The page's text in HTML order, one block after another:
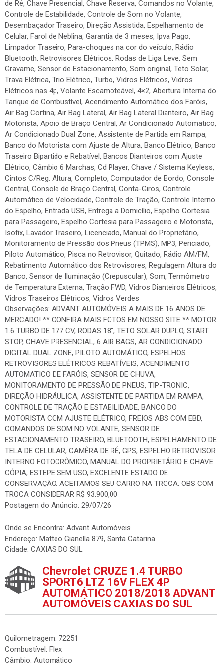
de Ré, Chave Presencial, Chave Reserva, Comandos no Volante,
Controle de Estabilidade, Controle de Som no Volante,
Desembaçador Traseiro, Direção Assistida, Espelhamento de
Celular, Farol de Neblina, Garantia de 3 meses, Ipva Pago,
Limpador Traseiro, Para-choques na cor do veículo, Rádio
Bluetooth, Retrovisores Elétricos, Rodas de Liga Leve, Sem
Gravame, Sensor de Estacionamento, Som original, Teto Solar,
Trava Elétrica, Trio Elétrico, Turbo, Vidros Elétricos, Vidros
Elétricos nas 4p, Volante Escamoteável, 4×2, Abertura Interna do
Tanque de Combustível, Acendimento Automático dos Faróis,
Air Bag Cortina, Air Bag Lateral, Air Bag Lateral Dianteiro, Air Bag
Motorista, Apoio de Braço Central, Ar Condicionado Automático,
Ar Condicionado Dual Zone, Assistente de Partida em Rampa,
Banco do Motorista com Ajuste de Altura, Banco Elétrico, Banco
Traseiro Bipartido e Rebatível, Bancos Dianteiros com Ajuste
Elétrico, Câmbio 6 Marchas, Cd Player, Chave / Sistema Keyless,
Cintos C/Reg. Altura, Completo, Computador de Bordo, Console
Central, Console de Braço Central, Conta-Giros, Controle
Automático de Velocidade, Controle de Tração, Controle Interno
do Espelho, Entrada USB, Entrega a Domicílio, Espelho Cortesia
para Passageiro, Espelho Cortesia para Passageiro e Motorista,
Isofix, Lavador Traseiro, Licenciado, Manual do Proprietário,
Monitoramento de Pressão dos Pneus (TPMS), MP3, Periciado,
Piloto Automático, Pisca no Retrovisor, Quitado, Rádio AM/FM,
Rebatimento Automático dos Retrovisores, Regulagem Altura do
Banco, Sensor de Iluminação (Crepuscular), Som, Termômetro
de Temperatura Externa, Tração FWD, Vidros Dianteiros Elétricos,
Vidros Traseiros Elétricos, Vidros Verdes
Observações: ADVANT AUTOMÓVEIS A MAIS DE 16 ANOS DE
MERCADO! ** CONFIRA MAIS FOTOS EM NOSSO SITE ** MOTOR
1.6 TURBO DE 177 CV, RODAS 18″, TETO SOLAR DUPLO, START
STOP, CHAVE PRESENCIAL, 6 AIR BAGS, AR CONDICIONADO
DIGITAL DUAL ZONE, PILOTO AUTOMÁTICO, ESPELHOS
RETROVISORES ELÉTRICOS REBATÍVEIS, ACENDIMENTO
AUTOMATICO DE FARÓIS, SENSOR DE CHUVA,
MONITORAMENTO DE PRESSÃO DE PNEUS, TIP-TRONIC,
DIREÇÃO HIDRÁULICA, ASSISTENTE DE PARTIDA EM RAMPA,
CONTROLE DE TRAÇÃO E ESTABILIDADE, BANCO DO
MOTORISTA COM AJUSTE ELÉTRICO, FREIOS ABS COM EBD,
COMANDOS DE SOM NO VOLANTE, SENSOR DE
ESTACIONAMENTO TRASEIRO, BLUETOOTH, ESPELHAMENTO DE
TELA DE CELULAR, CAMÊRA DE RÉ, GPS, ESPELHO RETROVISOR
INTERNO FOTOCRÔMICO, MANUAL DO PROPRIETÁRIO E CHAVE
CÓPIA, ESTEPE SEM USO, EXCELENTE ESTADO DE
CONSERVAÇÃO. ACEITAMOS SEU CARRO NA TROCA. OBS COM
TROCA CONSIDERAR R$ 93.900,00
Postagem do Anúncio: 29/07/26
Onde se Encontra: Advant Automóveis
Endereço: Matteo Gianella 879, Santa Catarina
Cidade: CAXIAS DO SUL
Chevrolet CRUZE 1.4 TURBO
SPORT6 LTZ 16V FLEX 4P
AUTOMÁTICO 2018/2018 ADVANT
AUTOMÓVEIS CAXIAS DO SUL
Quilometragem: 72251
Combustível: Flex
Câmbio: Automático